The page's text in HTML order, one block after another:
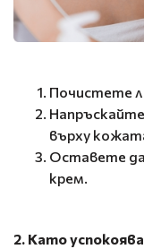
Почистете
върху
Оставете да
крем.
2. Като